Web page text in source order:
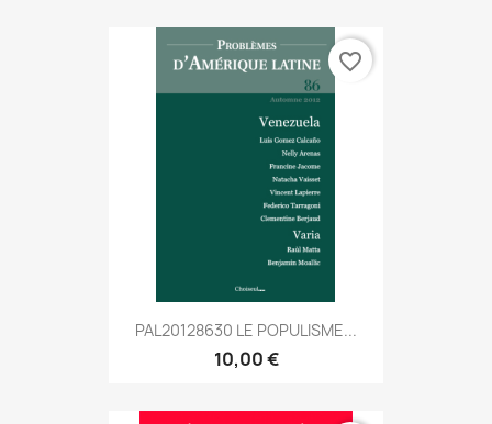
PAL20128630 LE POPULISME...
10,00 €
favorite_border